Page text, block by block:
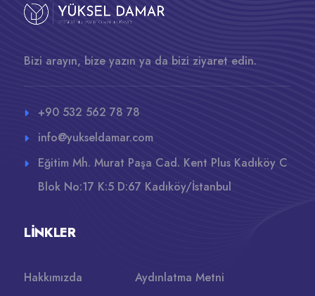
Bizi arayın, bize yazın ya da bizi ziyaret edin.
+90 532 562 78 78
info@yukseldamar.com
Eğitim Mh. Murat Paşa Cad. Kent Plus Kadıköy C
Blok No:17 K:5 D:67 Kadıköy/İstanbul
LINKLER
Hakkımızda
Aydınlatma Metni